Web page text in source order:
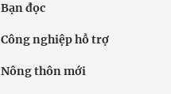
Bạn đọc
Công nghiệp hỗ trợ
Nông thôn mới